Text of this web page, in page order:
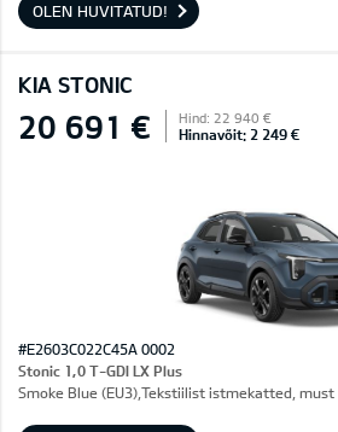
OLEN HUVITATUD!
KIA STONIC
20 691 € Hind: 22 940 €
Hinnavõit: 2 249 €
#E2603C022C45A 0002
Stonic 1,0 T-GDI LX Plus
Smoke Blue (EU3),Tekstiilist istmekatted, must